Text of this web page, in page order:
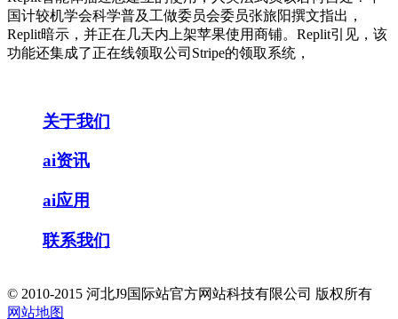
国计较机学会科学普及工做委员会委员张旅阳撰文指出，
Replit暗示，并正在几天内上架苹果使用商铺。Replit引见，该
功能还集成了正在线领取公司Stripe的领取系统，
关于我们
ai资讯
ai应用
联系我们
© 2010-2015 河北J9国际站官方网站科技有限公司 版权所有
网站地图